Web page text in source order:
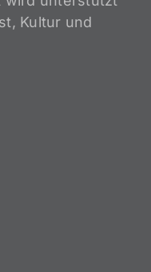
Kultur und